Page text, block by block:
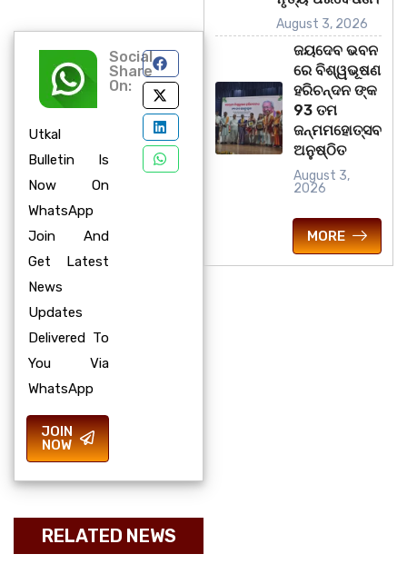
Utkal
Bulletin Is
Now On
WhatsApp
Join And
Get Latest
News
Updates
Delivered To
You Via
WhatsApp
JOIN
NOW
Social
Share
On:
RELATED NEWS
August 3, 2026
ଜୟଦେବ ଭବନ
ରେ ବିଶ୍ୱଭୂଷଣ
ହରିଚନ୍ଦନ ଙ୍କ
93 ତମ
ଜନ୍ମମହୋତ୍ସବ
ଅନୁଷ୍ଠିତ
August 3,
2026
MORE